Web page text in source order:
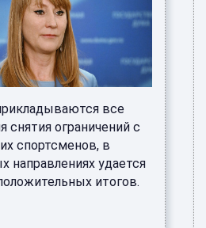
все
снятия ограничений с
спортсменов, в
направлениях удается
итогов.